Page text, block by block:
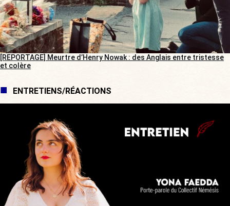
[REPORTAGE] Meurtre d’Henry Nowak : des Anglais entre tristesse
et colère
ENTRETIENS/RÉACTIONS